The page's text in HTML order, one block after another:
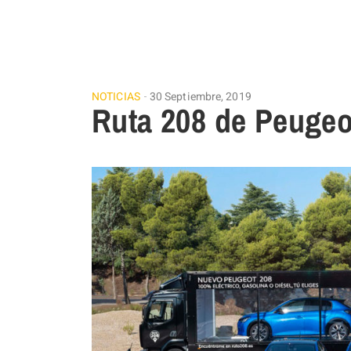
NOTICIAS 30 Septiembre, 2019
Ruta 208 de